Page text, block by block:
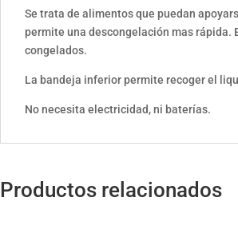
Se trata de alimentos que puedan
permite una descongelación mas rápida.
congelados.
La bandeja inferior permite recoger el
No necesita electricidad, ni baterías.
Productos relacionados